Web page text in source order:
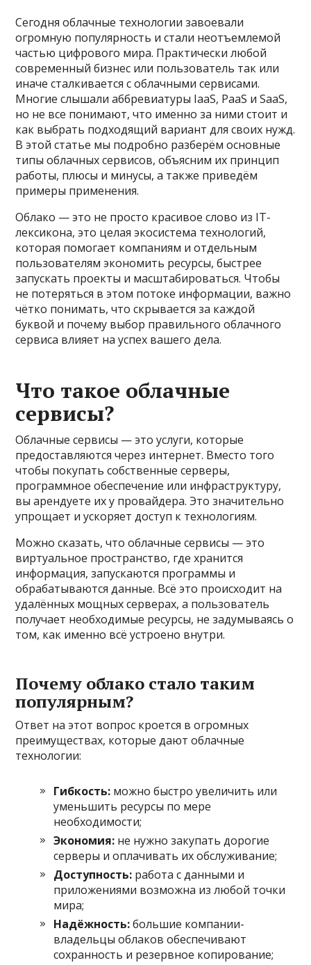
Сегодня облачные технологии завоевали
огромную популярность и стали неотъемлемой
частью цифрового мира. Практически любой
современный бизнес или пользователь так или
иначе сталкивается с облачными сервисами.
Многие слышали аббревиатуры IaaS, PaaS и SaaS,
но не все понимают, что именно за ними стоит и
как выбрать подходящий вариант для своих нужд.
В этой статье мы подробно разберём основные
типы облачных сервисов, объясним их принцип
работы, плюсы и минусы, а также приведём
примеры применения.
Облако — это не просто красивое слово из IT-
лексикона, это целая экосистема технологий,
которая помогает компаниям и отдельным
пользователям экономить ресурсы, быстрее
запускать проекты и масштабироваться. Чтобы
не потеряться в этом потоке информации, важно
чётко понимать, что скрывается за каждой
буквой и почему выбор правильного облачного
сервиса влияет на успех вашего дела.
Что такое облачные
сервисы?
Облачные сервисы — это услуги, которые
предоставляются через интернет. Вместо того
чтобы покупать собственные серверы,
программное обеспечение или инфраструктуру,
вы арендуете их у провайдера. Это значительно
упрощает и ускоряет доступ к технологиям.
Можно сказать, что облачные сервисы — это
виртуальное пространство, где хранится
информация, запускаются программы и
обрабатываются данные. Всё это происходит на
удалённых мощных серверах, а пользователь
получает необходимые ресурсы, не задумываясь о
том, как именно всё устроено внутри.
Почему облако стало таким
популярным?
Ответ на этот вопрос кроется в огромных
преимуществах, которые дают облачные
технологии:
Гибкость: можно быстро увеличить или
уменьшить ресурсы по мере
необходимости;
Экономия: не нужно закупать дорогие
серверы и оплачивать их обслуживание;
Доступность: работа с данными и
приложениями возможна из любой точки
мира;
Надёжность:большие компании-
владельцы облаков обеспечивают
сохранность и резервное копирование;